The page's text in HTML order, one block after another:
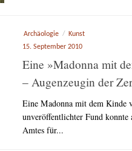
Archäologie / Kunst
15. September 2010
Eine »Madonna mit
– Augenzeugin der
Eine Madonna mit dem Kinde
unveröffentlichter Fund konnte
Amtes für...